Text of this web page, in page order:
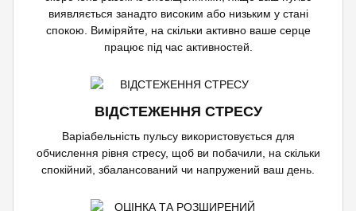
виявляється занадто високим або низьким у стані
спокою. Виміряйте, на скільки активно ваше серце
працює під час активностей.
ВІДСТЕЖЕННЯ СТРЕСУ
Варіабельність пульсу використовується для
обчислення рівня стресу, щоб ви побачили, на скільки
спокійний, збалансований чи напружений ваш день.